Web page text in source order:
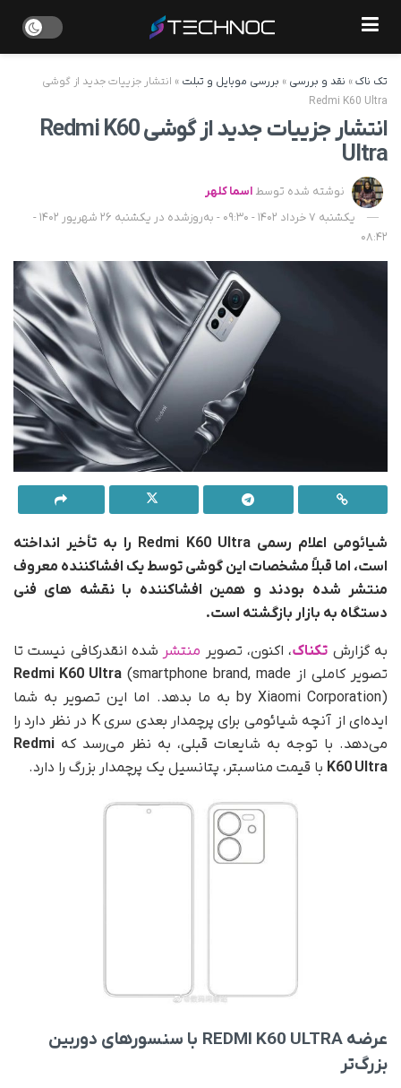
تک ناک» نقد و بررسی » بررسی موبایل و تبلت » انتشار جزییات جدید از گوشی
Redmi K60 Ultra
انتشار جزییات جدید از گوشی Redmi K60
Ultra
نوشته شده توسط اسما کلهر
یکشنبه 7 خرداد 1402 - 09:30 - به‌روزشده در یکشنبه 26 شهریور 1402 -
08:42
شیائومی اعلام رسمی Redmi K60 Ultra را به تأخیر انداخته
است، اما قبلاً مشخصات این گوشی توسط یک افشاکننده معروف
منتشر شده بودند و همین افشاکننده با نقشه های فنی
دستگاه به بازار بازگشته است.
به گزارش تکناک، اکنون، تصویر منتشر شده انقدرکافی نیست تا
تصویر کاملی از
Redmi K60 Ultra (smartphone brand, made
by Xiaomi Corporation) به ما بدهد. اما این تصویر به شما
ایده‌ای از آنچه شیائومی برای پرچمدار بعدی سری K در نظر دارد را
می‌دهد. با توجه به شایعات قبلی، به نظر می‌رسد که Redmi
K60 Ultra با قیمت مناسبتر، پتانسیل یک پرچمدار بزرگ را دارد.
عرضه REDMI K60 ULTRA با سنسورهای دوربین
بزرگ‌تر